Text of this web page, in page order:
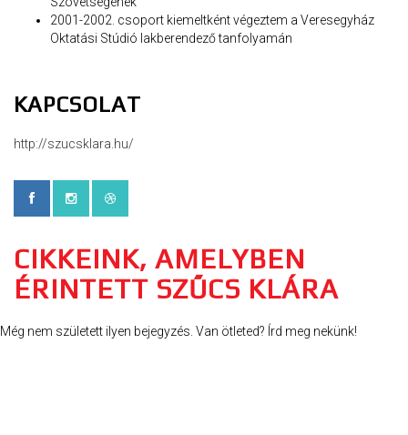
2001-2002. csoport kiemeltként végeztem a Veresegyház
Oktatási Stúdió lakberendező tanfolyamán
KAPCSOLAT
http://szucsklara.hu/
CIKKEINK, AMELYBEN
ÉRINTETT SZŰCS KLÁRA
Még nem született ilyen bejegyzés. Van ötleted? Írd meg nekünk!